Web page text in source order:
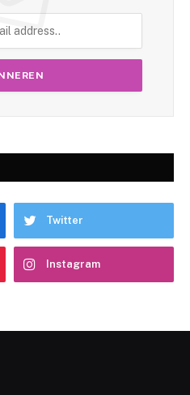
Twitter
Instagram